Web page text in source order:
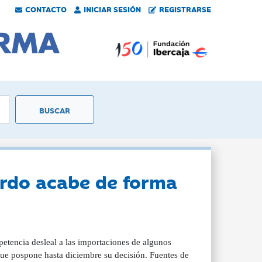
CONTACTO INICIAR SESIÓN REGISTRARSE
acabe de forma
desleal a las importaciones de algunos
pospone hasta diciembre su decisión. Fuentes de